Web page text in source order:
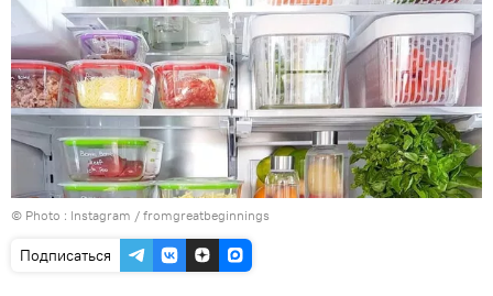
© Photo : Instagram / fromgreatbeginnings
Подписаться